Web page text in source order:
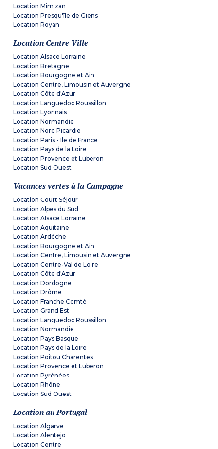
Location Mimizan
Location Presqu'île de Giens
Location Royan
Location Centre Ville
Location Alsace Lorraine
Location Bretagne
Location Bourgogne et Ain
Location Centre, Limousin et Auvergne
Location Côte d'Azur
Location Languedoc Roussillon
Location Lyonnais
Location Normandie
Location Nord Picardie
Location Paris - Ile de France
Location Pays de la Loire
Location Provence et Luberon
Location Sud Ouest
Vacances vertes à la Campagne
Location Court Séjour
Location Alpes du Sud
Location Alsace Lorraine
Location Aquitaine
Location Ardèche
Location Bourgogne et Ain
Location Centre, Limousin et Auvergne
Location Centre-Val de Loire
Location Côte d'Azur
Location Dordogne
Location Drôme
Location Franche Comté
Location Grand Est
Location Languedoc Roussillon
Location Normandie
Location Pays Basque
Location Pays de la Loire
Location Poitou Charentes
Location Provence et Luberon
Location Pyrénées
Location Rhône
Location Sud Ouest
Location au Portugal
Location Algarve
Location Alentejo
Location Centre